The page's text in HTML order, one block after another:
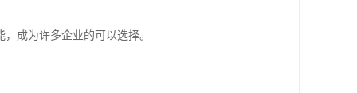
成为许多企业的可以选择。